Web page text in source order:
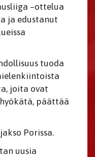
–ottelua
ja edustanut
tuoda
joita ovat
päättää
Porissa.
uusia